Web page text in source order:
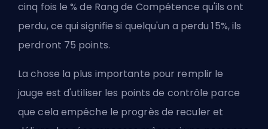
cinq fois le % de Rang de Compétence qu'ils ont
perdu, ce qui signifie si quelqu'un a perdu 15%, ils
perdront 75 points.
La chose la plus importante pour remplir le
jauge est d'utiliser les points de contrôle parce
que cela empêche le progrès de reculer et